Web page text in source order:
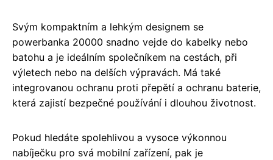
Svým kompaktním a lehkým designem se
powerbanka 20000 snadno vejde do kabelky nebo
batohu a je ideálním společníkem na cestách, při
výletech nebo na delších výpravách. Má také
integrovanou ochranu proti přepětí a ochranu baterie,
která zajistí bezpečné používání i dlouhou životnost.
Pokud hledáte spolehlivou a vysoce výkonnou
nabíječku pro svá mobilní zařízení, pak je